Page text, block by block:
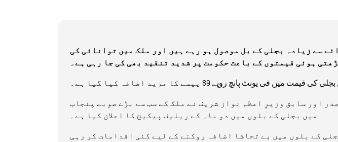
سے زیادہ بجلی کے بل موصول ہو رہے ہیں اور ملک میں توانائی کی
ہوئی قیمتوں کے باعث حکومت پر شدید تنقید بھی کی جا رہی ہے۔
میں فی یونٹ پانچ روپے 89 پیسے کا مزید اضافہ کیا گیا ہے۔
اور سابق وزیرِ اعظم نواز شریف نے ملک کے سب سے بڑے صوبے پنجاب
میں بجلی کے بلوں میں دو ماہ کے ریلیف پیکیج کا اعلان کیا ہے۔
کے بلوں میں بے تحاشا اضافہ روکنے کے لیے کئی اقدامات کر رہی